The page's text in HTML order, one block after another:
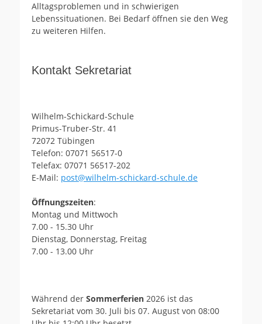
Alltagsproblemen und in schwierigen
Lebenssituationen. Bei Bedarf öffnen sie den Weg
zu weiteren Hilfen.
Kontakt Sekretariat
Wilhelm-Schickard-Schule
Primus-Truber-Str. 41
72072 Tübingen
Telefon: 07071 56517-0
Telefax: 07071 56517-202
E-Mail: post@wilhelm-schickard-schule.de
Öffnungszeiten:
Montag und Mittwoch
7.00 - 15.30 Uhr
Dienstag, Donnerstag, Freitag
7.00 - 13.00 Uhr
Während der Sommerferien 2026 ist das
Sekretariat vom 30. Juli bis 07. August von 08:00